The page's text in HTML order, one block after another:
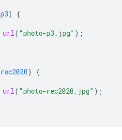
p3)
{
url( "photo-p3.jpg" );
rec2020)
{
url( "photo-rec2020.jpg" );